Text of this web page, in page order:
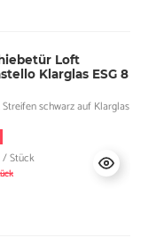
Loft
Klarglas ESG 8
schwarz auf Klarglas
/ Stück